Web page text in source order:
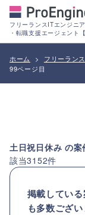
フリーランスITエンジニ
・転職支援エージェント
ホーム > フリーラン
99ページ目
土日祝日休み の案
該当3152件
掲載してい
も多数ござ